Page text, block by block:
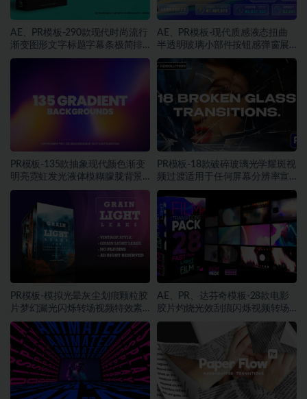
AE、PR模板-290款现代时尚流行
渐变图形文字标题字幕条极简排
版动画
AE、PR模板-现代质感液态扭曲
半透明玻璃小部件按钮感弹窗展
示动画素材
PR模板-135款抽象现代颜色渐变
明亮霓虹发光液体模糊朦胧背景
动画素材
PR模板-18款破碎玻璃光学耀斑视
频过渡适用于任何屏幕分辨率宣
传片
PR模板-模拟光晕灰尘划痕颗粒胶
片梦幻漏光闪烁转场视频特效素
材
AE、PR、达芬奇模板-28款电影
胶片灼烧光效刮痕闪烁视频转场
预设